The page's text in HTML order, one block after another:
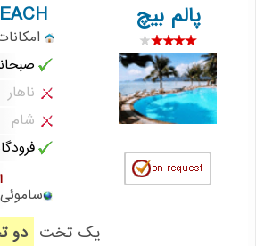
پالم بیچ
ناهار
شام
یک تخت دو